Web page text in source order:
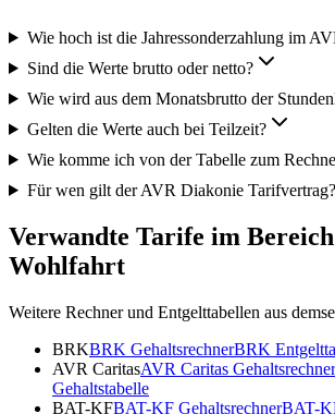
Wie hoch ist die Jahressonderzahlung im
Sind die Werte brutto oder netto?
Wie wird aus dem Monatsbrutto der
Gelten die Werte auch bei Teilzeit?
Wie komme ich von der Tabelle zum
Für wen gilt der AVR Diakonie Tarifvertrag?
Verwandte Tarife im
Wohlfahrt
Weitere Rechner und Entgelttabellen aus
BRKBRK GehaltsrechnerBRK
AVR CaritasAVR Caritas Gehaltsrechner
Gehaltstabelle
BAT-KFBAT-KF GehaltsrechnerBAT-